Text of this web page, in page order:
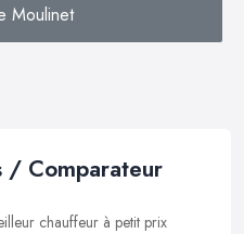
Moulinet
/ Comparateur
chauffeur à petit prix